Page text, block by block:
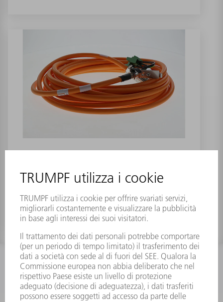
Numero materiale:1769215
INFORMAZIONE
Domande frequenti
Condizioni generali di contratto